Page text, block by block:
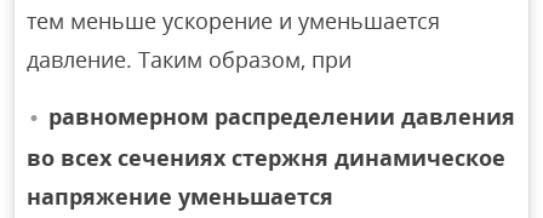
тем меньше ускорение и уменьшается
давление. Таким образом, при
равномерном распределении давления
во всех сечениях стержня динамическое
напряжение уменьшается